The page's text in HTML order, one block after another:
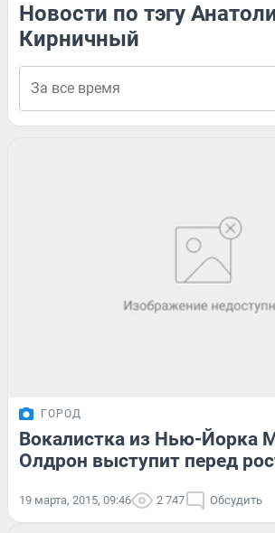
Новости по тэгу
Кирничный
ГОРОД
Вокалистка из Нью-Йорка
Олдрон выступит перед
19 марта, 2015, 09:46 2 747 Обсудить